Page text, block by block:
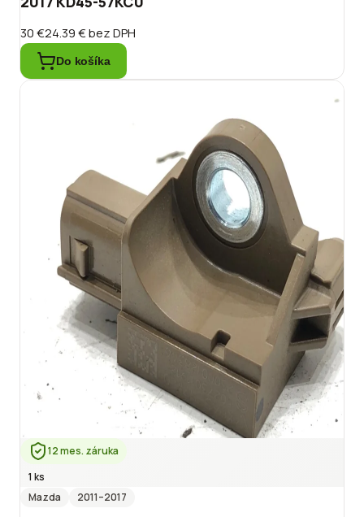
30 €24.39 €bez DPH
Do košíka
12 mes. záruka
1 ks
Mazda
2011–2017